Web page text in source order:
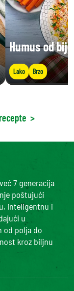
Humus od
Lako Brzo
>
7 generacija
poštujući
inteligentnu i
u
od polja do
kroz biljnu